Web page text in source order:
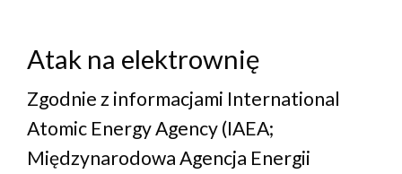
Atak na elektrownię
Zgodnie z informacjami International
Atomic Energy Agency (IAEA;
Międzynarodowa Agencja Energii